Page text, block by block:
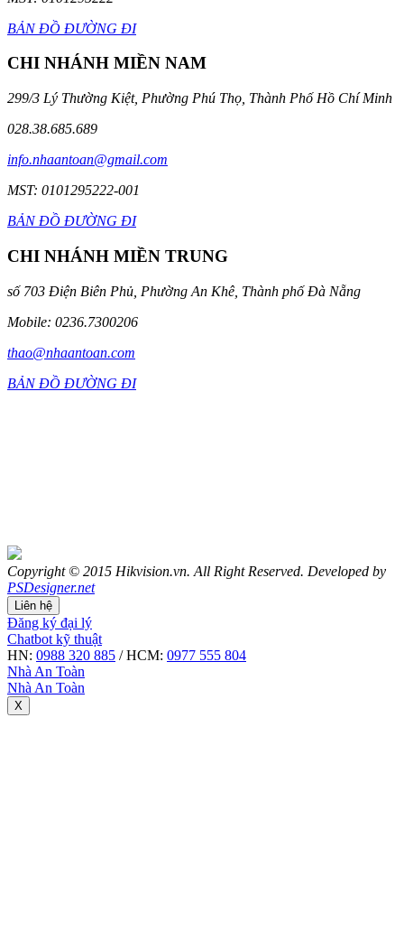
BẢN ĐỒ ĐƯỜNG ĐI
CHI NHÁNH MIỀN NAM
299/3 Lý Thường Kiệt, Phường Phú Thọ, Thành Phố Hồ Chí Minh
028.38.685.689
info.nhaantoan@gmail.com
MST: 0101295222-001
BẢN ĐỒ ĐƯỜNG ĐI
CHI NHÁNH MIỀN TRUNG
số 703 Điện Biên Phủ, Phường An Khê, Thành phố Đà Nẵng
Mobile: 0236.7300206
thao@nhaantoan.com
BẢN ĐỒ ĐƯỜNG ĐI
Copyright © 2015 Hikvision.vn. All Right Reserved. Developed by
PSDesigner.net
Liên hệ
Đăng ký đại lý
Chatbot kỹ thuật
HN: 0988 320 885 / HCM: 0977 555 804
Nhà An Toàn
Nhà An Toàn
X